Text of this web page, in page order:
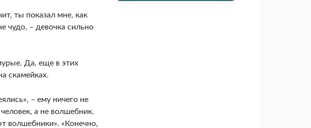
ты показал мне, как
чудо, – девочка сильно
Да, еще в этих
скамейках.
– ему ничего не
а не волшебник.
волшебники». «Конечно,